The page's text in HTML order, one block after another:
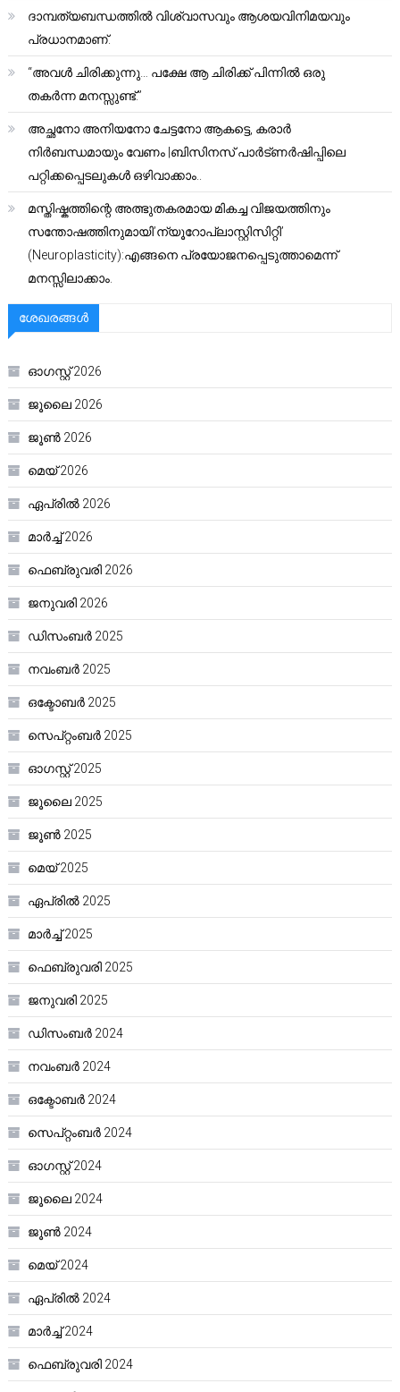
ദാമ്പത്യബന്ധത്തിൽ വിശ്വാസവും ആശയവിനിമയവും
പ്രധാനമാണ്.
“അവൾ ചിരിക്കുന്നു… പക്ഷേ ആ ചിരിക്ക് പിന്നിൽ ഒരു
തകർന്ന മനസ്സുണ്ട്.”
അച്ഛനോ അനിയനോ ചേട്ടനോ ആകട്ടെ, കരാർ
നിർബന്ധമായും വേണം |ബിസിനസ് പാർട്ണർഷിപ്പിലെ
പറ്റിക്കപ്പെടലുകൾ ഒഴിവാക്കാം..
മസ്തിഷ്കത്തിന്റെ അത്ഭുതകരമായ മികച്ച വിജയത്തിനും
സന്തോഷത്തിനുമായി’ന്യൂറോപ്ലാസ്റ്റിസിറ്റി’
(Neuroplasticity):എങ്ങനെ പ്രയോജനപ്പെടുത്താമെന്ന്
മനസ്സിലാക്കാം.
ശേഖരങ്ങൾ
ഓഗസ്റ്റ്‌ 2026
ജൂലൈ 2026
ജൂൺ 2026
മെയ്‌ 2026
ഏപ്രിൽ 2026
മാർച്ച്‌ 2026
ഫെബ്രുവരി 2026
ജനുവരി 2026
ഡിസംബർ 2025
നവംബർ 2025
ഒക്ടോബർ 2025
സെപ്റ്റംബർ 2025
ഓഗസ്റ്റ്‌ 2025
ജൂലൈ 2025
ജൂൺ 2025
മെയ്‌ 2025
ഏപ്രിൽ 2025
മാർച്ച്‌ 2025
ഫെബ്രുവരി 2025
ജനുവരി 2025
ഡിസംബർ 2024
നവംബർ 2024
ഒക്ടോബർ 2024
സെപ്റ്റംബർ 2024
ഓഗസ്റ്റ്‌ 2024
ജൂലൈ 2024
ജൂൺ 2024
മെയ്‌ 2024
ഏപ്രിൽ 2024
മാർച്ച്‌ 2024
ഫെബ്രുവരി 2024